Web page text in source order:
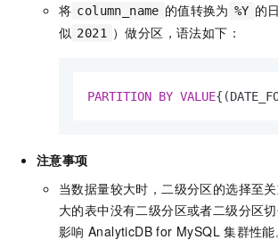
将 column_name 的值转换为 %Y 的
似 2021 ）做分区，语法如下：
PARTITION BY VALUE
注意事项
当数据量较大时，二级分区的选择至
大的表中没有二级分区或者二级分区
影响 AnalyticDB for MySQL 集群性